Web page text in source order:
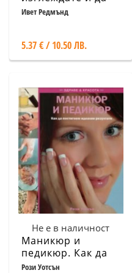
се чувствате
Ивет Редмънд
5.37 € / 10.50 ЛВ.
Не е в наличност
Маникюр и
педикюр. Как да
постигнем
Рози Уотсън